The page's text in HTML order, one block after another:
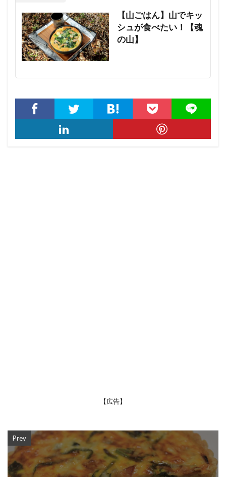
【山ごはん】山でキッ
シュが食べたい！【魂
の山】
【広告】
Prev